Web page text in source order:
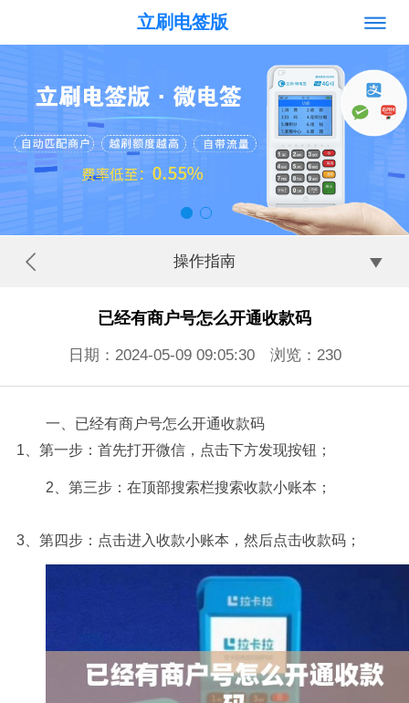
立刷电签版
操作指南
已经有商户号怎么开通收款码
日期：2024-05-09 09:05:30 浏览： 230
一、已经有商户号怎么开通收款码
1、第一步：首先打开微信，点击下方发现按钮；
2、第三步：在顶部搜索栏搜索收款小账本；
3、第四步：点击进入收款小账本，然后点击收款码；